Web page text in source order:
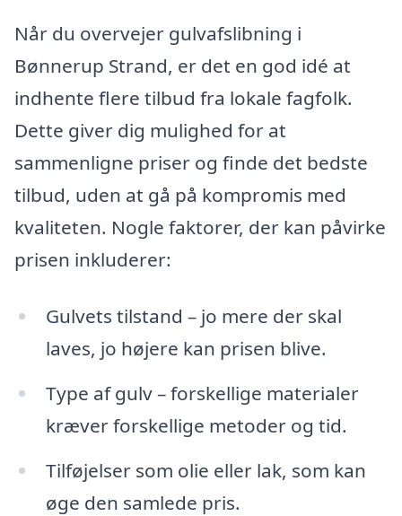
Når du overvejer gulvafslibning i
Bønnerup Strand, er det en god idé at
indhente flere tilbud fra lokale fagfolk.
Dette giver dig mulighed for at
sammenligne priser og finde det bedste
tilbud, uden at gå på kompromis med
kvaliteten. Nogle faktorer, der kan påvirke
prisen inkluderer:
Gulvets tilstand – jo mere der skal
laves, jo højere kan prisen blive.
Type af gulv – forskellige materialer
kræver forskellige metoder og tid.
Tilføjelser som olie eller lak, som kan
øge den samlede pris.